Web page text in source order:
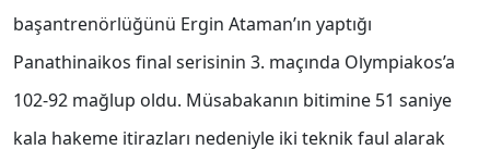
başantrenörlüğünü Ergin Ataman’ın yaptığı
Panathinaikos final serisinin 3. maçında Olympiakos’a
102-92 mağlup oldu. Müsabakanın bitimine 51 saniye
kala hakeme itirazları nedeniyle iki teknik faul alarak